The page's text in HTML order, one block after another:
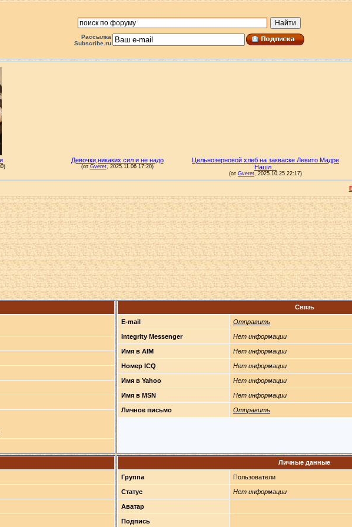
Рассылка
Subscribe.ru
Связь
E-mail Отправить
Integrity Messenger Нет информации
Имя в AIM Нет информации
Номер ICQ Нет информации
Имя в Yahoo Нет информации
Имя в MSN Нет информации
Личное письмо Отправить
Личные данные
Группа Пользователи
Статус Нет информации
Аватар
Подпись